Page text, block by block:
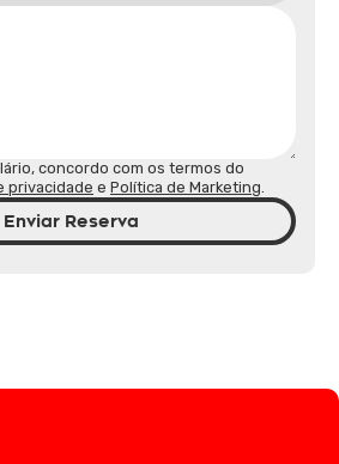
concordo com os termos do
privacidade e Política de Marketing.
Enviar Reserva